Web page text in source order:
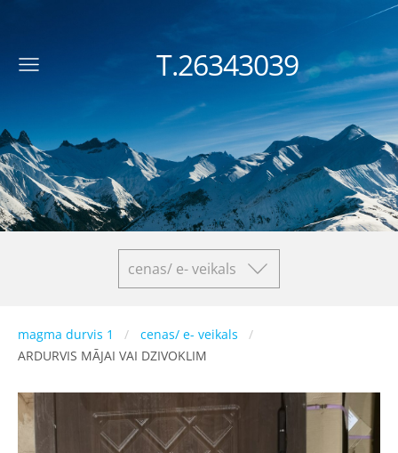
T.26343039
cenas/ e- veikals
magma durvis 1
cenas/ e- veikals
ARDURVIS MĀJAI VAI DZIVOKLIM